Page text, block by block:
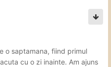
o saptamana, fiind primul
cu o zi inainte. Am ajuns